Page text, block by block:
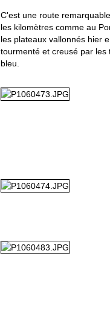
C'est une route
les kilomètres comme au
les plateaux vallonnés hier
tourmenté et creusé par
bleu.